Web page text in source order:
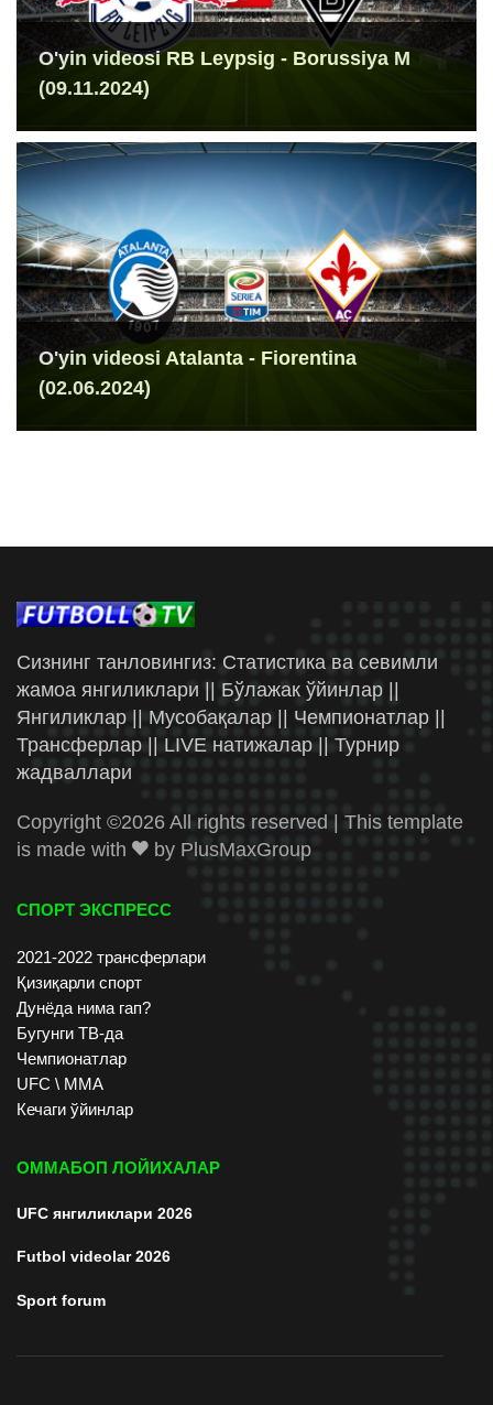
O'yin videosi RB Leypsig - Borussiya M
(09.11.2024)
O'yin videosi Atalanta - Fiorentina
(02.06.2024)
Сизнинг танловингиз: Статистика ва севимли
жамоа янгиликлари || Бўлажак ўйинлар ||
Янгиликлар || Мусобақалар || Чемпионатлар ||
Трансферлар || LIVE натижалар || Турнир
жадваллари
Copyright ©2026 All rights reserved | This template
is made with
by PlusMaxGroup
СПОРТ ЭКСПРЕСС
2021-2022 трансферлари
Қизиқарли спорт
Дунёда нима гап?
Бугунги ТВ-да
Чемпионатлар
UFC \ ММА
Кечаги ўйинлар
ОММАБОП ЛОЙИХАЛАР
UFC янгиликлари 2026
Futbol videolar 2026
Sport forum